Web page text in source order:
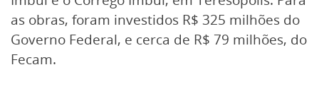
as obras, foram investidos R$ 325 milhões do
Governo Federal, e cerca de R$ 79 milhões, do
Fecam.